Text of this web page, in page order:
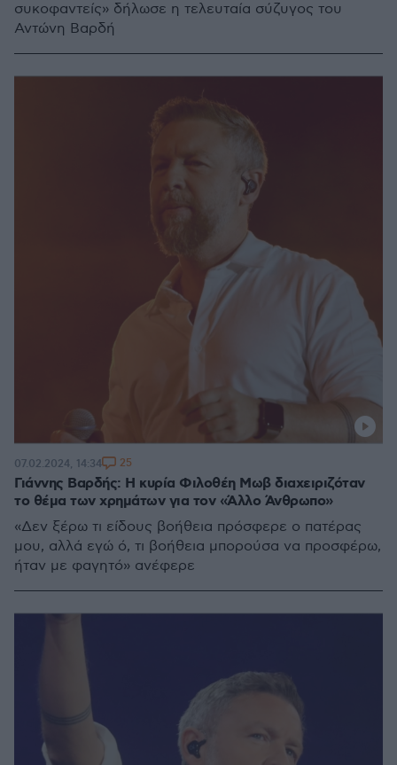
συκοφαντείς» δήλωσε η τελευταία σύζυγος του
Αντώνη Βαρδή
Γιάννης Βαρδής: Η κυρία Φιλοθέη Μωβ διαχειριζόταν
το θέμα των χρημάτων για τον «Άλλο Άνθρωπο»
«Δεν ξέρω τι είδους βοήθεια πρόσφερε ο πατέρας
μου, αλλά εγώ ό, τι βοήθεια μπορούσα να προσφέρω,
ήταν με φαγητό» ανέφερε
07.02.2024, 14:34 25